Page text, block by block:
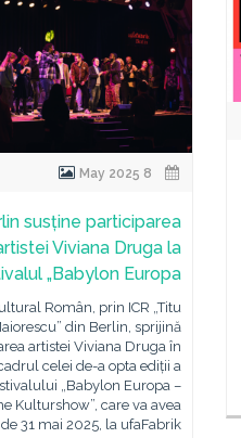
susține participarea
Viviana Druga la
„Babylon Europa”
Român, prin ICR „Titu
din Berlin, sprijină
artistei Viviana Druga în
celei de-a opta ediții a
„Babylon Europa –
Kulturshow”, care va avea
31 mai 2025, la ufaFabrik,